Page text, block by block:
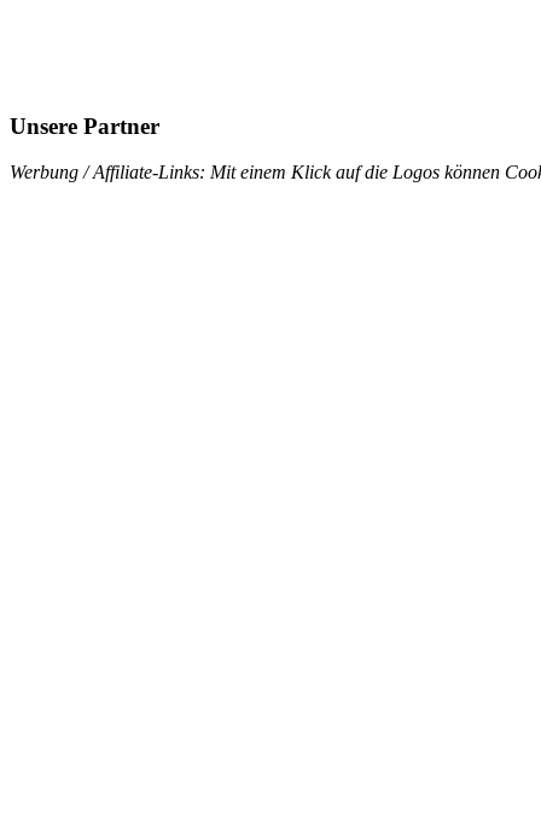
Unsere Partner
Werbung / Affiliate-Links: Mit einem Klick auf die Logos können